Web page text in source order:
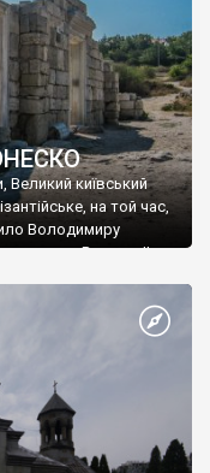
Великий київський
на той час,
Володимиру
Василю ІІ, та
християнином.
Таврійського